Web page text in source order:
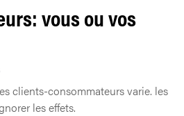
vous ou vos
clients-consommateurs varie. les
les effets.